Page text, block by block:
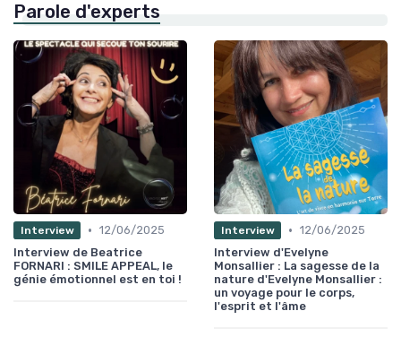
Parole d'experts
Interview • 12/06/2025
Interview de Beatrice
FORNARI : SMILE APPEAL, le
génie émotionnel est en toi !
Interview • 12/06/2025
Interview d'Evelyne
Monsallier : La sagesse de la
nature d'Evelyne Monsallier :
un voyage pour le corps,
l'esprit et l'âme